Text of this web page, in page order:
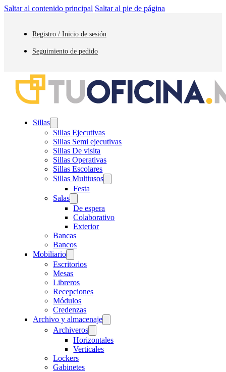
Saltar al contenido principal Saltar al pie de página
Registro / Inicio de sesión
Seguimiento de pedido
Sillas
Sillas Ejecutivas
Sillas Semi ejecutivas
Sillas De visita
Sillas Operativas
Sillas Escolares
Sillas Multiusos
Festa
Salas
De espera
Colaborativo
Exterior
Bancas
Bancos
Mobiliario
Escritorios
Mesas
Libreros
Recepciones
Módulos
Credenzas
Archivo y almacenaje
Archiveros
Horizontales
Verticales
Lockers
Gabinetes